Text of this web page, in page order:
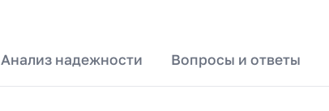
Анализ надежности Вопросы и ответы